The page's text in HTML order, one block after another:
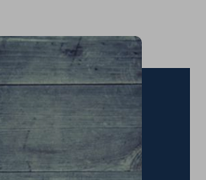
in den Bädern
Wärmeverlust
Auslastung und
bei Anwesenheit